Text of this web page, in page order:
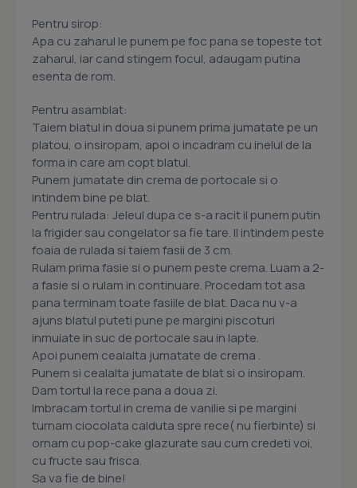
Pentru sirop:
Apa cu zaharul le punem pe foc pana se topeste tot
zaharul, iar cand stingem focul, adaugam putina
esenta de rom.
Pentru asamblat:
Taiem blatul in doua si punem prima jumatate pe un
platou, o insiropam, apoi o incadram cu inelul de la
forma in care am copt blatul.
Punem jumatate din crema de portocale si o
intindem bine pe blat.
Pentru rulada: Jeleul dupa ce s-a racit il punem putin
la frigider sau congelator sa fie tare. Il intindem peste
foaia de rulada si taiem fasii de 3 cm.
Rulam prima fasie si o punem peste crema. Luam a 2-
a fasie si o rulam in continuare. Procedam tot asa
pana terminam toate fasiile de blat. Daca nu v-a
ajuns blatul puteti pune pe margini piscoturi
inmuiate in suc de portocale sau in lapte.
Apoi punem cealalta jumatate de crema .
Punem si cealalta jumatate de blat si o insiropam.
Dam tortul la rece pana a doua zi.
Imbracam tortul in crema de vanilie si pe margini
turnam ciocolata calduta spre rece( nu fierbinte) si
ornam cu pop-cake glazurate sau cum credeti voi,
cu fructe sau frisca.
Sa va fie de bine!